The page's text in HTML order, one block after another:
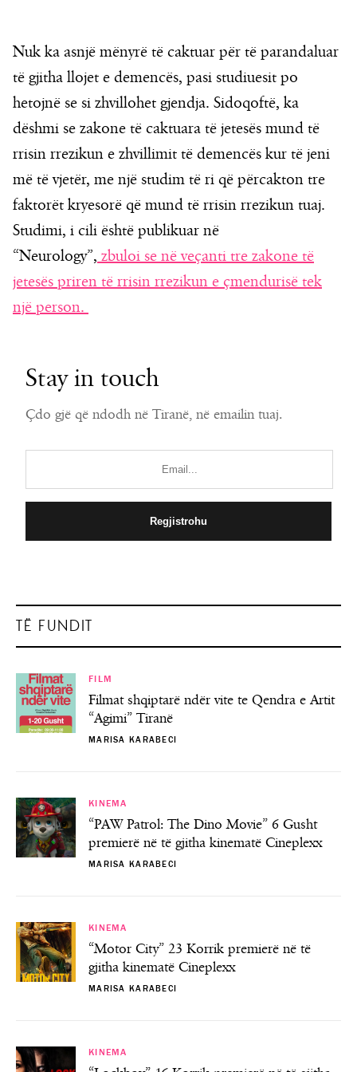
Nuk ka asnjë mënyrë të caktuar për të parandaluar
të gjitha llojet e demencës, pasi studiuesit po
hetojnë se si zhvillohet gjendja. Sidoqoftë, ka
dëshmi se zakone të caktuara të jetesës mund të
rrisin rrezikun e zhvillimit të demencës kur të jeni
më të vjetër, me një studim të ri që përcakton tre
faktorët kryesorë që mund të rrisin rrezikun tuaj.
Studimi, i cili është publikuar në
“Neurology”,zbuloi se në veçanti tre zakone të
jetesës priren të rrisin rrezikun e çmendurisë tek
një person.
Stay in touch
Çdo gjë që ndodh në Tiranë, në emailin tuaj.
TË FUNDIT
FILM
Filmat shqiptarë ndër vite te Qendra e Artit
“Agimi” Tiranë
MARISA KARABECI
KINEMA
“PAW Patrol: The Dino Movie” 6 Gusht
premierë në të gjitha kinematë Cineplexx
MARISA KARABECI
KINEMA
“Motor City” 23 Korrik premierë në të
gjitha kinematë Cineplexx
MARISA KARABECI
KINEMA